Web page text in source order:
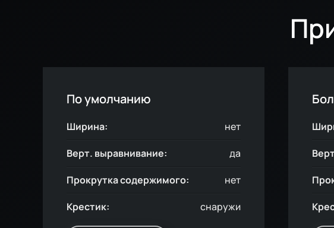
По умолчанию
Ширина: нет
Верт. выравнивание: да
Прокрутка содержимого: нет
Крестик: снаружи